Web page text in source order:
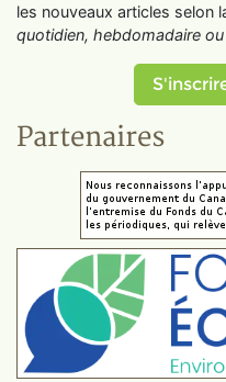
les nouveaux articles selon
quotidien, hebdomadaire
Partenaires